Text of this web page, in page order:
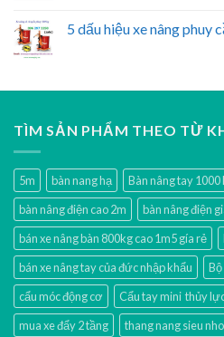
5 dấu hiệu xe nâng phuy
TÌM SẢN PHẨM THEO TỪ
5m bàn nang hạ Bàn nâng tay 1000
bàn nâng điện cao 2m
bàn nâng điện
bán xe nâng bàn 800kg cao 1m5 gía rẻ
bán xe nâng tay của đức nhập khẩu
cẩu móc động cơ
Cẩu tay mini thủy
mua xe đẩy 2 tầng
thang nang sieu